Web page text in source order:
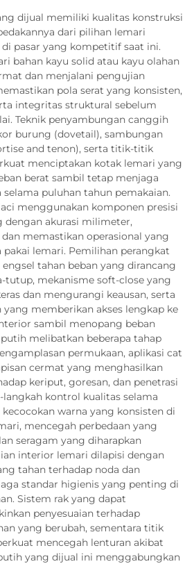
dijual memiliki kualitas konstruksi
dari pilihan lemari
pasar yang kompetitif saat ini.
bahan kayu solid atau kayu olahan
dan menjalani pengujian
pola serat yang konsisten,
integritas struktural sebelum
Teknik penyambungan canggih
burung (dovetail), sambungan
and tenon), serta titik-titik
menciptakan kotak lemari yang
berat sambil tetap menjaga
selama puluhan tahun pemakaian.
menggunakan komponen presisi
dengan akurasi milimeter,
memastikan operasional yang
pakai lemari. Pemilihan perangkat
tahan beban yang dirancang
tutup, mekanisme soft-close yang
dan mengurangi keausan, serta
yang memberikan akses lengkap ke
sambil menopang beban
melibatkan beberapa tahap
permukaan, aplikasi cat
cermat yang menghasilkan
keriput, goresan, dan penetrasi
langkah kontrol kualitas selama
warna yang konsisten di
mencegah perbedaan yang
seragam yang diharapkan
interior lemari dilapisi dengan
tahan terhadap noda dan
standar higienis yang penting di
Sistem rak yang dapat
penyesuaian terhadap
yang berubah, sementara titik
mencegah lenturan akibat
yang dijual ini menggabungkan